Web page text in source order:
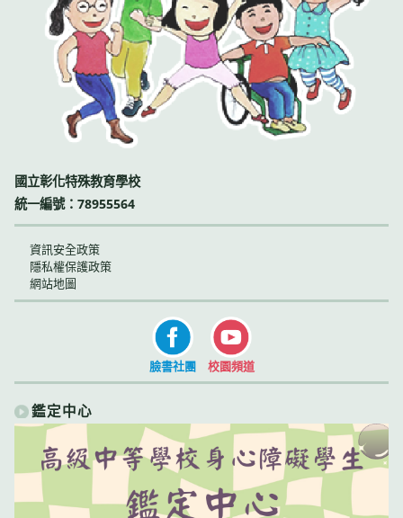
國立彰化特殊教育學校
統一編號：78955564
資訊安全政策
隱私權保護政策
網站地圖
臉書社團 校園頻道
鑑定中心